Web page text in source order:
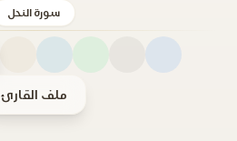
سورة النحل
ملف القارئ